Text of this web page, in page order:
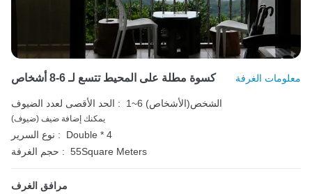
كسوة مطلة على المحيط تتسع لـ 6-8 أشخاص معلومات الغرفة
الحد الأقصى لعدد الضيوف : 1~6 الشخص(الأشخاص)
يمكنك إضافة ضيف (ضيوف)
نوع السرير :
Double * 4
حجم الغرفة : 55Square Meters
مرافق الغرف